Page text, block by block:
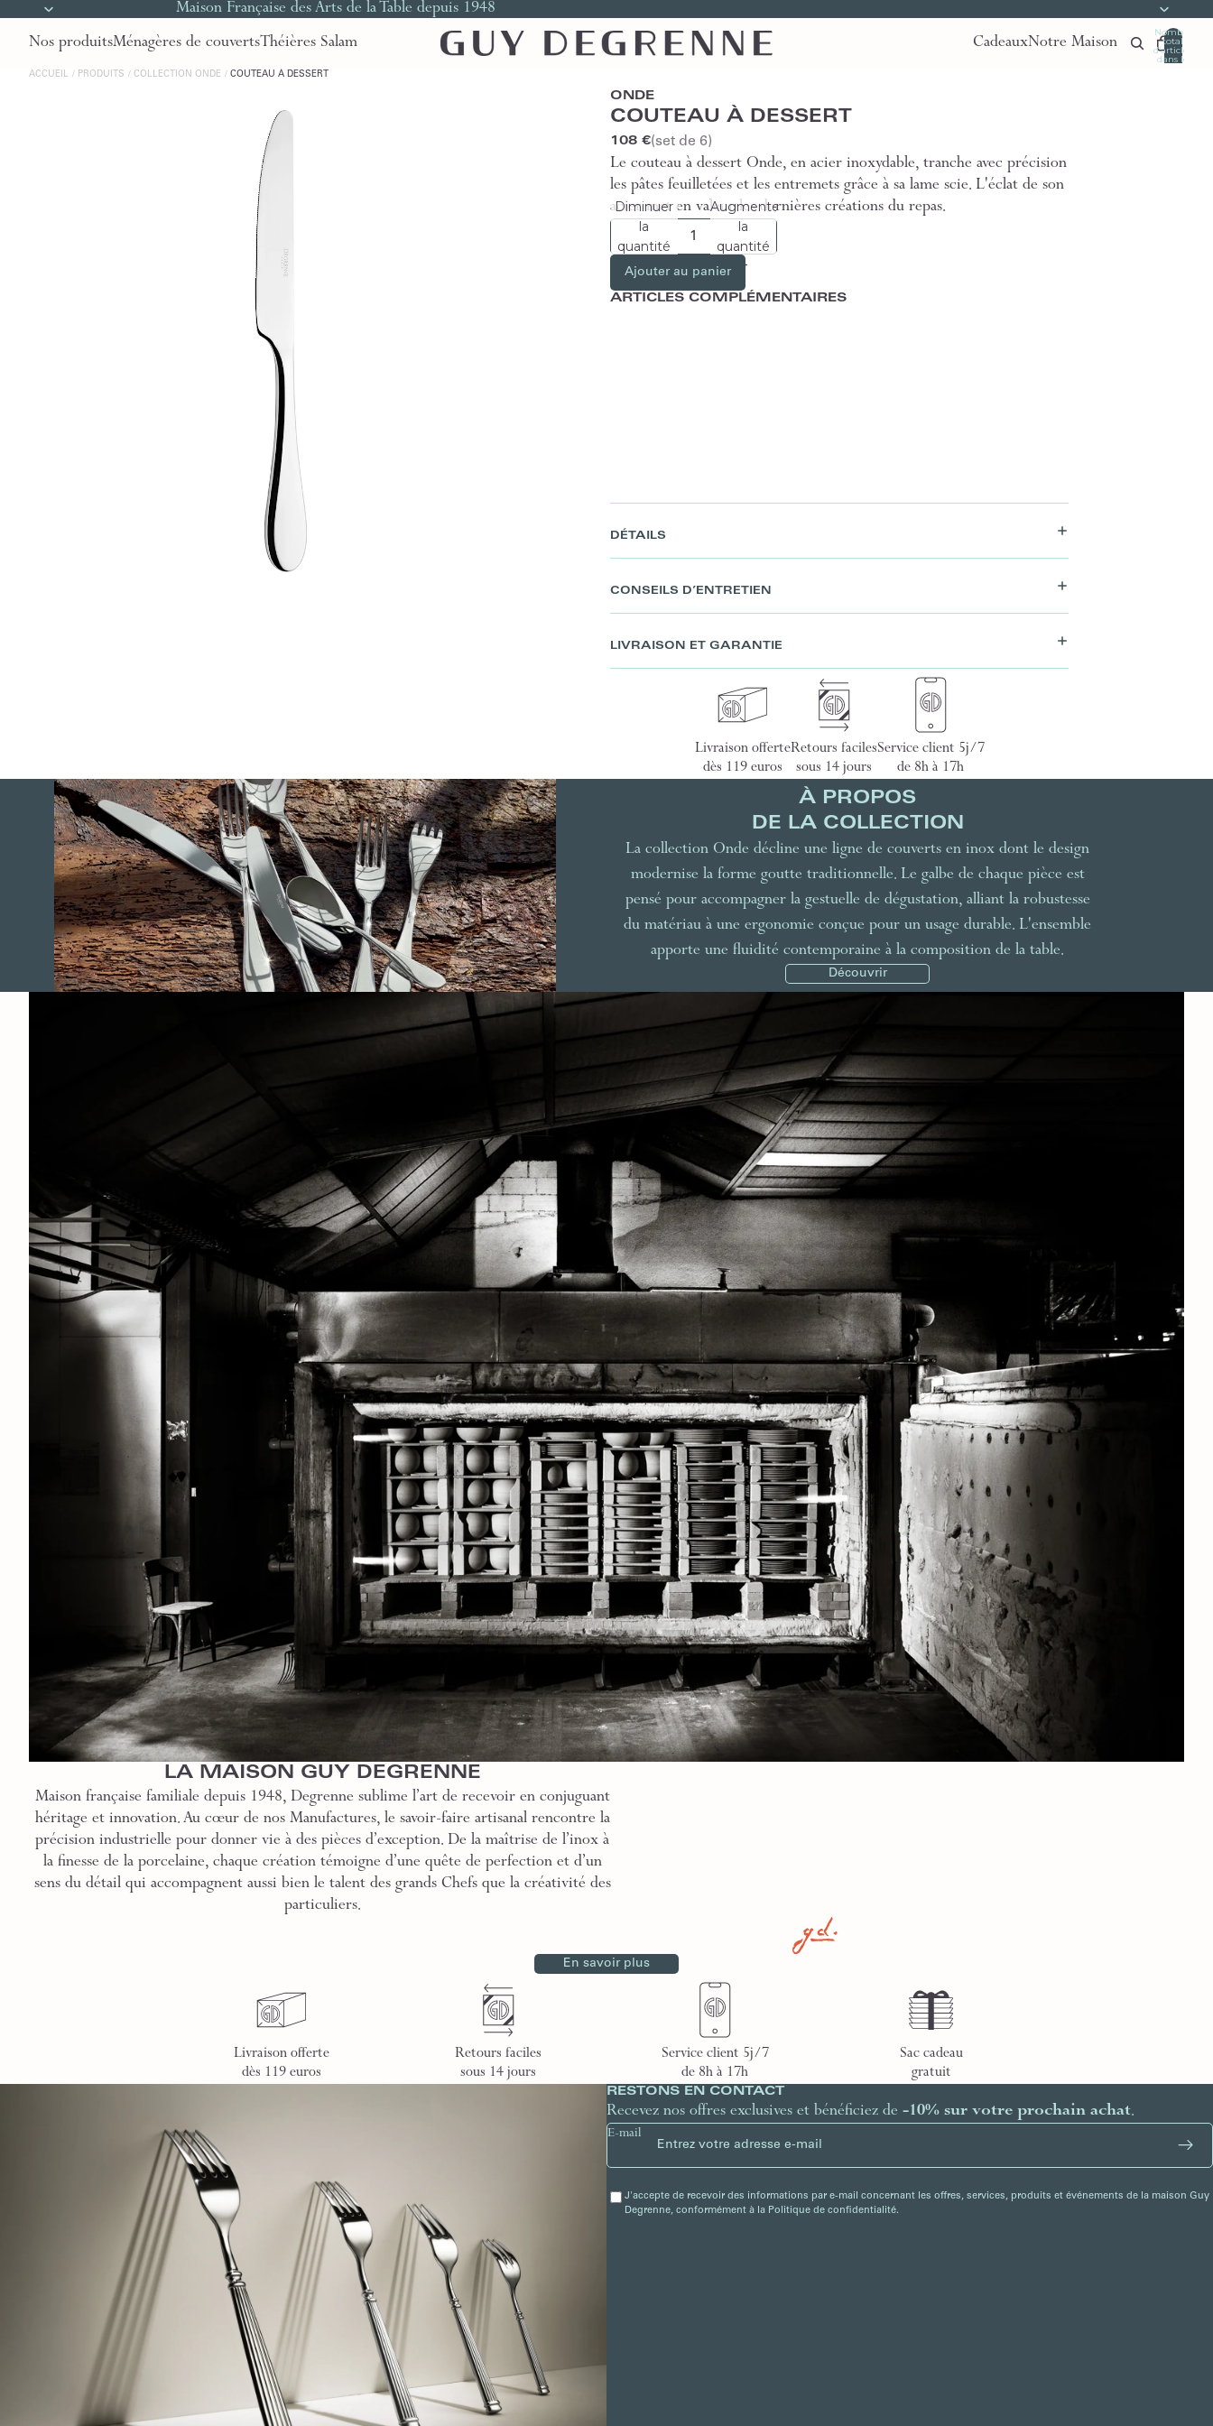
Maison Française des Arts de la Table depuis 1948
Nos produitsMénagères de couvertsThéières Salam CadeauxNotre Maison
Nombre
total
d’articles
dans le
ACCUEIL PRODUITS COLLECTION ONDE COUTEAU À DESSERT
ONDE
COUTEAU À DESSERT
108 €(set de 6)
Le couteau à dessert Onde, en acier inoxydable, tranche avec précision
les pâtes feuilletées et les entremets grâce à sa lame scie. L'éclat de son
acier met en valeur les dernières créations du repas.
Diminuer
la
quantité
Augmenter
la
quantité
Ajouter au panier
ARTICLES COMPLÉMENTAIRES
DÉTAILS
CONSEILS D’ENTRETIEN
LIVRAISON ET GARANTIE
Livraison offerte
dès 119 euros
Retours faciles
sous 14 jours
Service client 5j/7
de 8h à 17h
À PROPOS
DE LA COLLECTION
La collection Onde décline une ligne de couverts en inox dont le design
modernise la forme goutte traditionnelle. Le galbe de chaque pièce est
pensé pour accompagner la gestuelle de dégustation, alliant la robustesse
du matériau à une ergonomie conçue pour un usage durable. L'ensemble
apporte une fluidité contemporaine à la composition de la table.
Découvrir
LA MAISON GUY DEGRENNE
Maison française familiale depuis 1948, Degrenne sublime l’art de recevoir en conjuguant
héritage et innovation. Au cœur de nos Manufactures, le savoir-faire artisanal rencontre la
précision industrielle pour donner vie à des pièces d’exception. De la maîtrise de l’inox à
la finesse de la porcelaine, chaque création témoigne d’une quête de perfection et d’un
sens du détail qui accompagnent aussi bien le talent des grands Chefs que la créativité des
particuliers.
En savoir plus
Livraison offerte
dès 119 euros
Retours faciles
sous 14 jours
Service client 5j/7
de 8h à 17h
Sac cadeau
gratuit
RESTONS EN CONTACT
Recevez nos offres exclusives et bénéficiez de -10% sur votre prochain achat.
E-mail
J'accepte de recevoir des informations par e-mail concernant les offres, services, produits et événements de la maison Guy
Degrenne, conformément à la Politique de confidentialité.